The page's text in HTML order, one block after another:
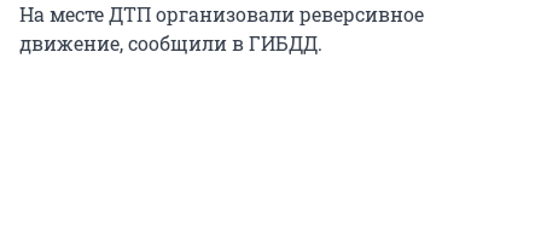
На месте ДТП организовали реверсивное
движение, сообщили в ГИБДД.